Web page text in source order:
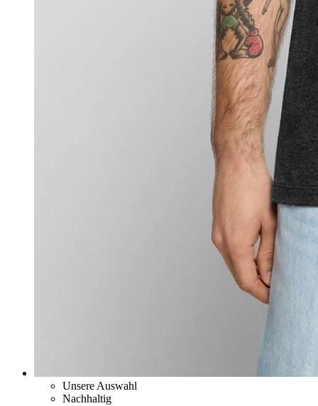
Unsere Auswahl
Nachhaltig